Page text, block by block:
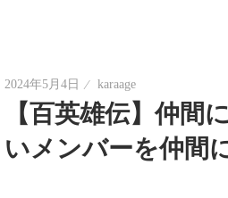
2024年5月4日 karaage
【百英雄伝】仲間
いメンバーを仲間